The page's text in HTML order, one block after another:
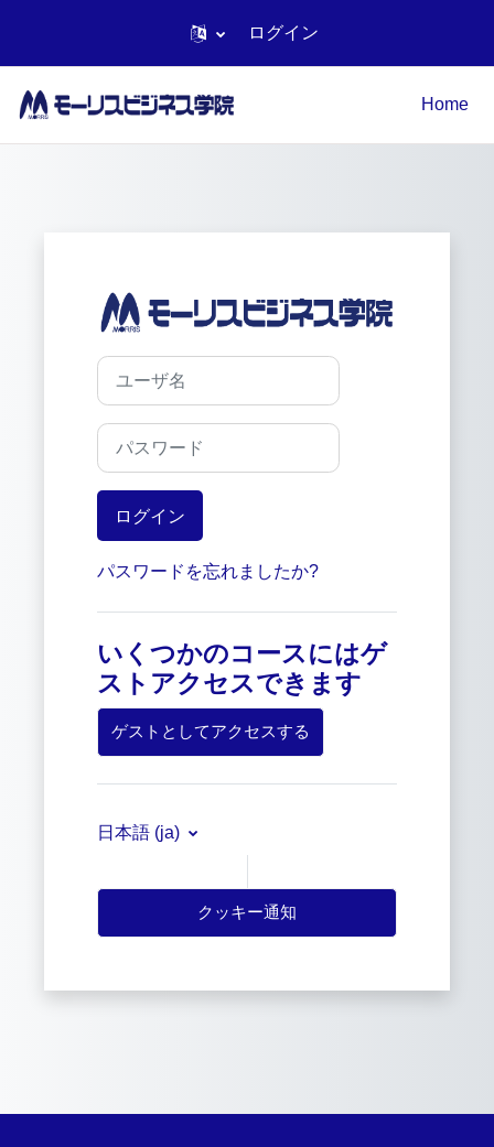
ログイン
Home
モーリスビジ
ユーザ名
パスワード
ログイン
パスワードを忘れましたか?
いくつかのコースにはゲ
ストアクセスできます
ゲストとしてアクセスする
日本語 ‎(ja)‎
クッキー通知